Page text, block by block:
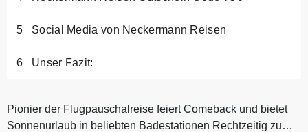
Social Media von Neckermann Reisen
Unser Fazit:
Pionier der Flugpauschalreise feiert Comeback und bietet
Sonnenurlaub in beliebten Badestationen Rechtzeitig zum